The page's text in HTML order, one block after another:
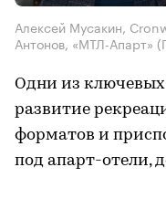
Алексей Мусакин,
Антонов, «МТЛ-Апарт»
Одни из
развитие
форматов и
под апарт-отели,